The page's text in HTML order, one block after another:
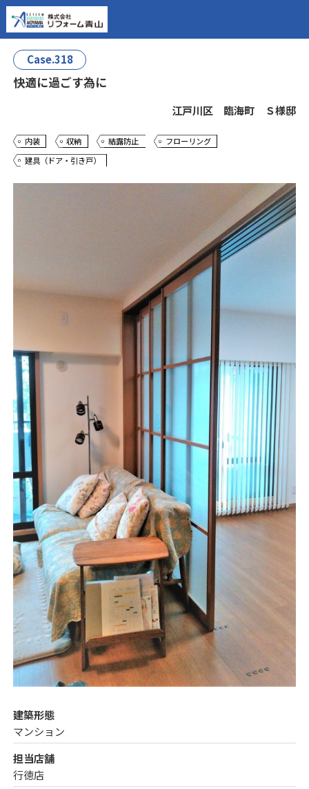
Case.318
快適に過ごす為に
江戸川区 臨海町 Ｓ様邸
内装 収納 結露防止
フローリング
建具（ドア・引き戸）
建築形態
マンション
担当店舗
行徳店